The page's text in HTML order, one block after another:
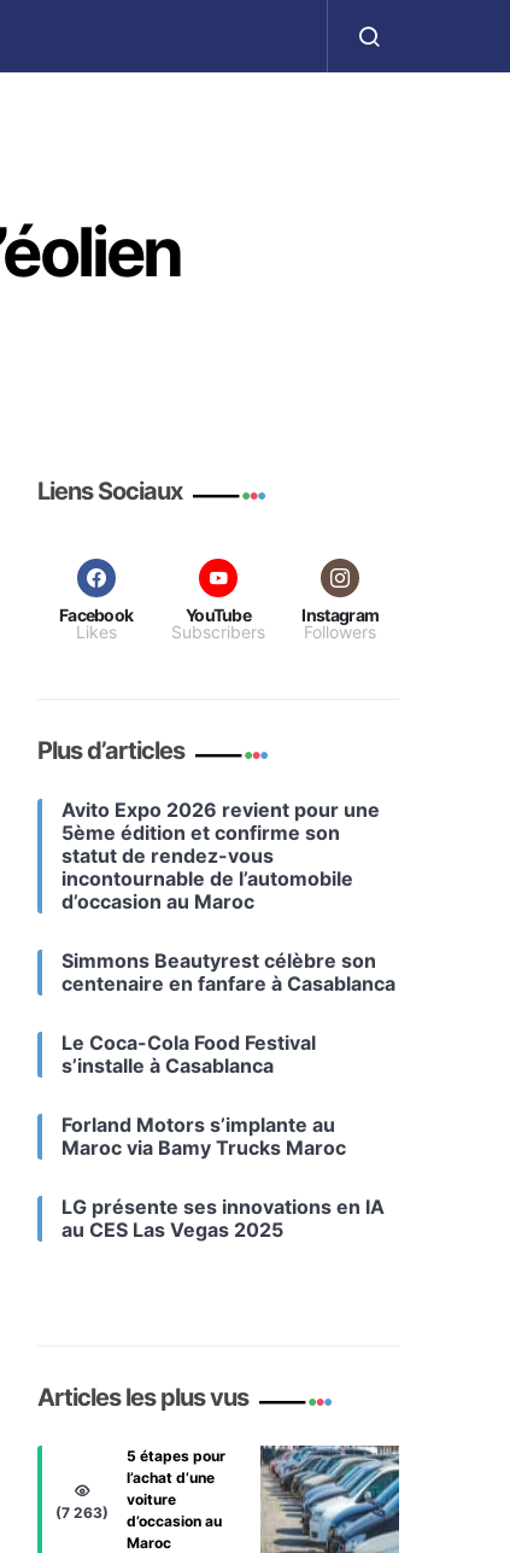
Liens Sociaux
Facebook
Likes
YouTube
Subscribers
Instagram
Followers
Plus d’articles
Avito Expo 2026 revient pour une
5ème édition et confirme son
statut de rendez-vous
incontournable de l’automobile
d’occasion au Maroc
Simmons Beautyrest célèbre son
centenaire en fanfare à Casablanca
Le Coca-Cola Food Festival
s’installe à Casablanca
Forland Motors s’implante au
Maroc via Bamy Trucks Maroc
LG présente ses innovations en IA
au CES Las Vegas 2025
Articles les plus vus
5 étapes pour
l’achat d’une
voiture
d’occasion au
Maroc
(7 263)